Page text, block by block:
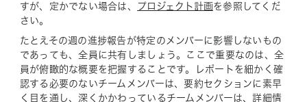
すが、定かでない場合は、
プロジェクト計画を参照してくだ
さい。
たとえその週の進捗報告が特定のメンバーに影響しないもの
であっても、全員に共有しましょう。ここで重要なのは、全
員が俯瞰的な概要を把握することです。レポートを細かく確
認する必要のないチームメンバーは、要約セクションに素早
く目を通し、深くかかわっているチームメンバーは、詳細情